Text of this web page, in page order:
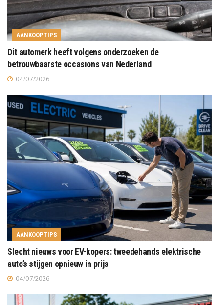
AANKOOPTIPS
Dit automerk heeft volgens onderzoeken de
betrouwbaarste occasions van Nederland
04/07/2026
AANKOOPTIPS
Slecht nieuws voor EV-kopers: tweedehands elektrische
auto’s stijgen opnieuw in prijs
04/07/2026